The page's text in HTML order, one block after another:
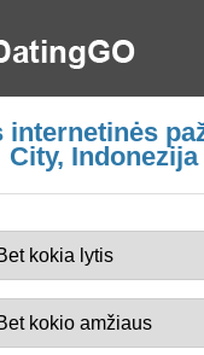
internetinės
City, Indonezija